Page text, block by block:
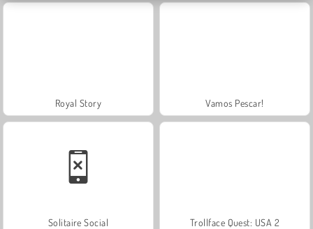
Royal Story Vamos Pescar!
Solitaire Social Trollface Quest: USA 2